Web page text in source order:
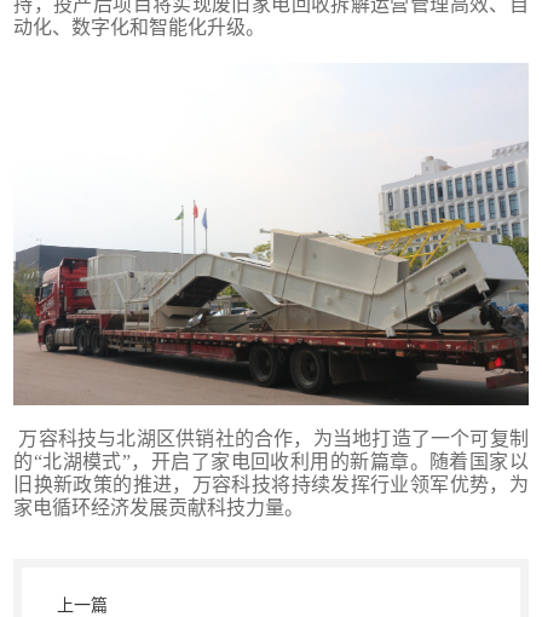
动化、数字化和智能化升级。
万容科技与北湖区供销社的合作，为当地打造了一个可复制
的“北湖模式”，开启了家电回收利用的新篇章。随着国家以
旧换新政策的推进，万容科技将持续发挥行业领军优势，为
家电循环经济发展贡献科技力量。
上一篇